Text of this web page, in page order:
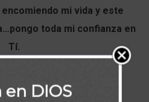
mi vida y este
toda mi confianza en
Tí.
en DIOS